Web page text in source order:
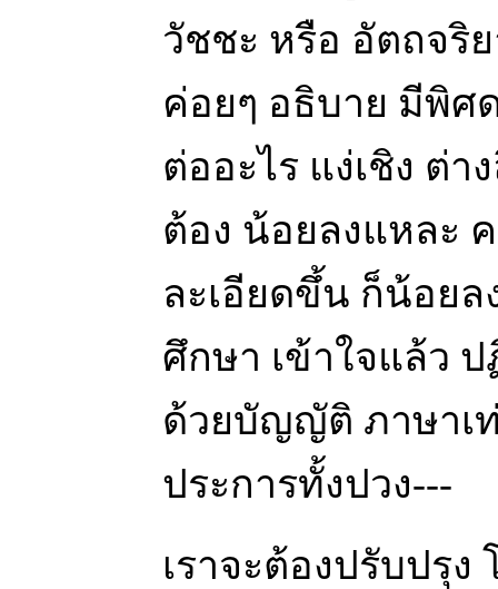
วัชชะ หรือ อัตถจริ
ค่อยๆ อธิบาย มีพิศ
ต่ออะไร แง่เชิง ต่า
ต้อง น้อยลงแหละ
ละเอียดขึ้น ก็น้อยล
ศึกษา เข้าใจแล้ว
ด้วยบัญญัติ ภาษาเ
ประการทั้งปวง---
เราจะต้องปรับปรุง